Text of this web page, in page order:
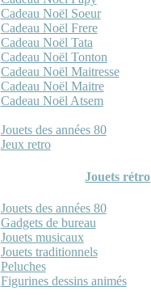
Cadeau Noël Soeur
Cadeau Noël Frere
Cadeau Noël Tata
Cadeau Noël Tonton
Cadeau Noël Maitresse
Cadeau Noël Maitre
Cadeau Noël Atsem
Jouets des années 80
Jeux retro
Jouets rétro
Jouets des années 80
Gadgets de bureau
Jouets musicaux
Jouets traditionnels
Peluches
Figurines dessins animés